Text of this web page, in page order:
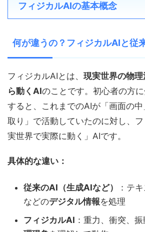
フィジカルAIの基本概念
何が違うの？フィジカルAIと従
フィジカルAIとは、 現実世界の物
ら動くAIのことです。初心者の方
すると、これまでのAIが「画面の中
取り」で活動していたのに対し、
実世界で実際に動く」AIです。
具体的な違い：
従来のAI（生成AIなど）
：テ
などのデジタル情報を処理
フィジカルAI ：重力、衝突、